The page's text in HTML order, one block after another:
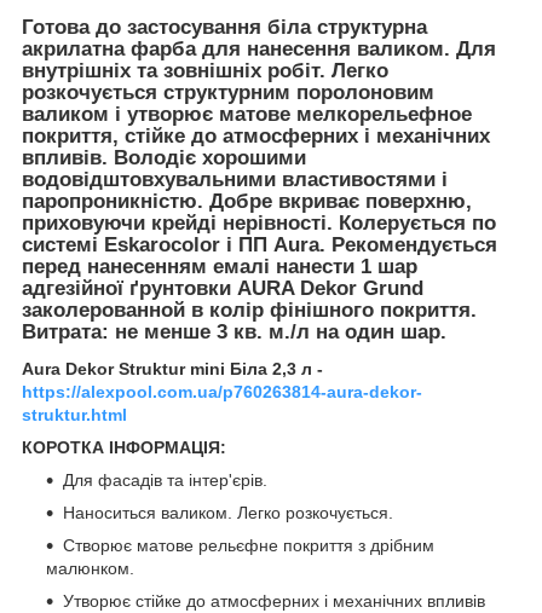
Готова до застосування біла структурна
акрилатна фарба для нанесення валиком. Для
внутрішніх та зовнішніх робіт. Легко
розкочується структурним поролоновим
валиком і утворює матове мелкорельефное
покриття, стійке до атмосферних і механічних
впливів. Володіє хорошими
водовідштовхувальними властивостями і
паропроникністю. Добре вкриває поверхню,
приховуючи крейді нерівності. Колерується по
системі Eskarocolor і ПП Aura. Рекомендується
перед нанесенням емалі нанести 1 шар
адгезійної ґрунтовки AURA Dekor Grund
заколерованной в колір фінішного покриття.
Витрата: не менше 3 кв. м./л на один шар.
Aura Dekor Struktur mini Біла 2,3 л -
https://alexpool.com.ua/p760263814-aura-dekor-
struktur.html
КОРОТКА ІНФОРМАЦІЯ:
Для фасадів та інтер'єрів.
Наноситься валиком. Легко розкочується.
Створює матове рельєфне покриття з дрібним
малюнком.
Утворює стійке до атмосферних і механічних впливів